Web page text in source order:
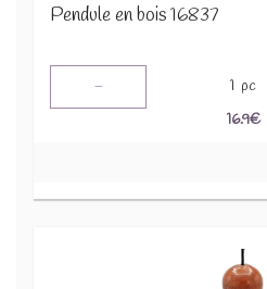
Pendule en bois 16837
- 1 pc
16.9€